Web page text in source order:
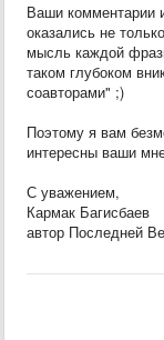
Ваши комментарии
оказались не
мысль каждой
таком глубоком
соавторами" ;)
Поэтому я вам
интересны ваши
С уважением,
Кармак Багисбаев
автор Последней